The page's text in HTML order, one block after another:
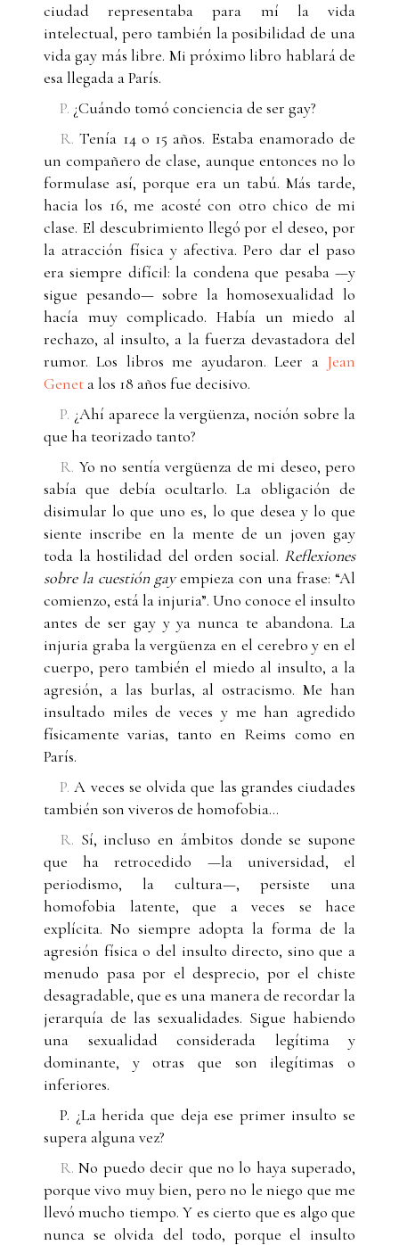
ciudad representaba para mí la vida
intelectual, pero también la posibilidad de una
vida gay más libre. Mi próximo libro hablará de
esa llegada a París.
P. ¿Cuándo tomó conciencia de ser gay?
R. Tenía 14 o 15 años. Estaba enamorado de
un compañero de clase, aunque entonces no lo
formulase así, porque era un tabú. Más tarde,
hacia los 16, me acosté con otro chico de mi
clase. El descubrimiento llegó por el deseo, por
la atracción física y afectiva. Pero dar el paso
era siempre difícil: la condena que pesaba —y
sigue pesando— sobre la homosexualidad lo
hacía muy complicado. Había un miedo al
rechazo, al insulto, a la fuerza devastadora del
rumor. Los libros me ayudaron. Leer a Jean
Genet a los 18 años fue decisivo.
P. ¿Ahí aparece la vergüenza, noción sobre la
que ha teorizado tanto?
R. Yo no sentía vergüenza de mi deseo, pero
sabía que debía ocultarlo. La obligación de
disimular lo que uno es, lo que desea y lo que
siente inscribe en la mente de un joven gay
toda la hostilidad del orden social. Reflexiones
sobre la cuestión gayempieza con una frase: “Al
comienzo, está la injuria”. Uno conoce el insulto
antes de ser gay y ya nunca te abandona. La
injuria graba la vergüenza en el cerebro y en el
cuerpo, pero también el miedo al insulto, a la
agresión, a las burlas, al ostracismo. Me han
insultado miles de veces y me han agredido
físicamente varias, tanto en Reims como en
París.
P. A veces se olvida que las grandes ciudades
también son viveros de homofobia…
R. Sí, incluso en ámbitos donde se supone
que ha retrocedido —la universidad, el
periodismo, la cultura—, persiste una
homofobia latente, que a veces se hace
explícita. No siempre adopta la forma de la
agresión física o del insulto directo, sino que a
menudo pasa por el desprecio, por el chiste
desagradable, que es una manera de recordar la
jerarquía de las sexualidades. Sigue habiendo
una sexualidad considerada legítima y
dominante, y otras que son ilegítimas o
inferiores.
P. ¿La herida que deja ese primer insulto se
supera alguna vez?
R. No puedo decir que no lo haya superado,
porque vivo muy bien, pero no le niego que me
llevó mucho tiempo. Y es cierto que es algo que
nunca se olvida del todo, porque el insulto